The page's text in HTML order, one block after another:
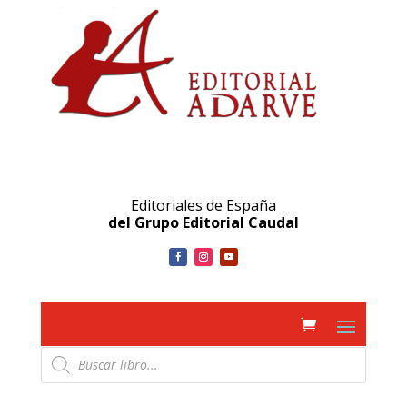
Editoriales de España
del Grupo Editorial Caudal
Búsqueda
de
productos